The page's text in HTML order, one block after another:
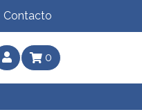
Contacto
0